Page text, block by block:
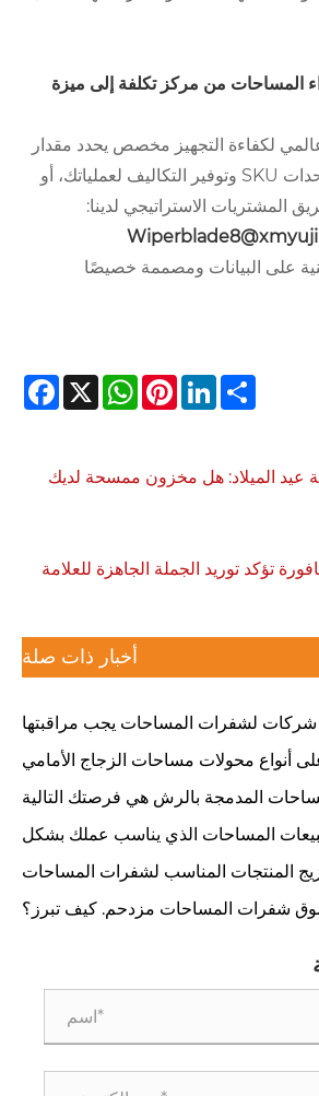
المساحات من مركز تكلفة إلى ميزة
لكفاءة التجهيز مخصص يحدد مقدار
التخفيض المحتمل لوحدات SKU وتوفير التكاليف لعملياتك، أو
المشتريات الاستراتيجي لدينا:
على البيانات ومصممة خصيصًا
X
WhatsAppPinterestLinkedInShare
الميلاد: هل مخزون ممسحة لديك
تؤكد توريد الجملة الجاهزة للعلامة
أخبار ذات صلة
من هي أفضل 10 شركات لشفرات المساحات يجب مراقبتها
في عام 2026؟
أنواع محولات مساحات الزجاج الأمامي
الصحيحة لأي مركبة
المدمجة بالرش هي فرصتك التالية
للنمو؟
المساحات الذي يناسب عملك بشكل
أفضل؟
المنتجات المناسب لشفرات المساحات
لسوق جديد
شفرات المساحات مزدحم. كيف تبرز؟